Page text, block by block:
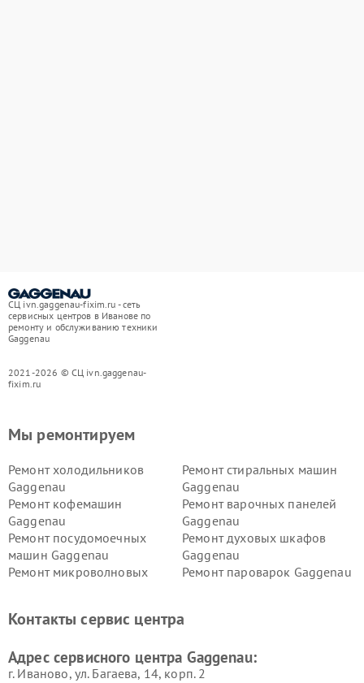
СЦ ivn.gaggenau-fixim.ru - сеть
сервисных центров в Иванове по
ремонту и обслуживанию техники
Gaggenau
2021-2026 © СЦ ivn.gaggenau-
fixim.ru
Мы ремонтируем
Ремонт холодильников
Gaggenau
Ремонт стиральных машин
Gaggenau
Ремонт кофемашин
Gaggenau
Ремонт варочных панелей
Gaggenau
Ремонт посудомоечных
машин Gaggenau
Ремонт духовых шкафов
Gaggenau
Ремонт микроволновых
Ремонт пароварок Gaggenau
Контакты сервис центра
Адрес сервисного центра Gaggenau:
г. Иваново, ул. Багаева, 14, корп. 2